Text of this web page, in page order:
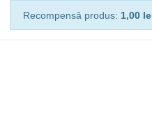
Recompensă produs: 1,00